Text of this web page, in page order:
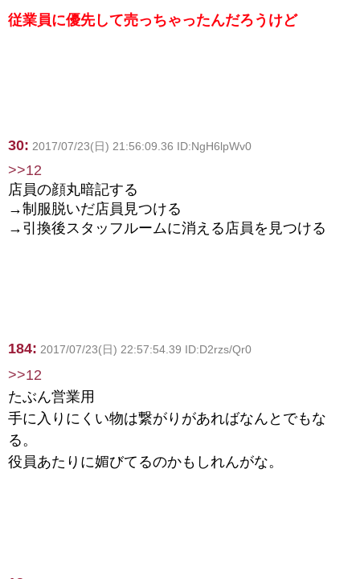
従業員に優先して売っちゃったんだろうけど
30: 2017/07/23(日) 21:56:09.36 ID:NgH6lpWv0
>>12
店員の顔丸暗記する
→制服脱いだ店員見つける
→引換後スタッフルームに消える店員を見つける
184: 2017/07/23(日) 22:57:54.39 ID:D2rzs/Qr0
>>12
たぶん営業用
手に入りにくい物は繋がりがあればなんとでもな
る。
役員あたりに媚びてるのかもしれんがな。